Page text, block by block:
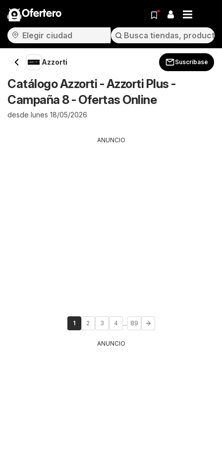
Ofertero
Azzorti Suscríbase
Catálogo Azzorti - Azzorti Plus -
Campaña 8 - Ofertas Online
desde lunes 18/05/2026
ANUNCIO
1 2 3 4 ... 89
ANUNCIO